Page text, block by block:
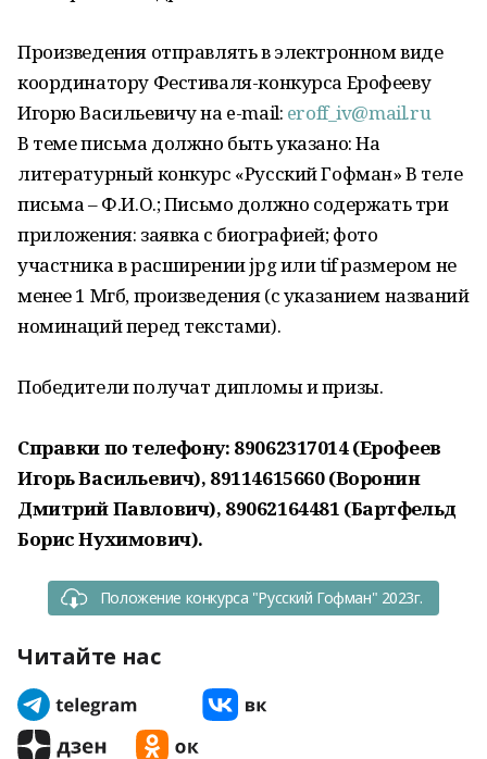
Произведения отправлять в электронном виде
координатору Фестиваля-конкурса Ерофееву
Игорю Васильевичу на e-mail: eroff_iv@mail.ru
В теме письма должно быть указано: На
литературный конкурс «Русский Гофман» В теле
письма – Ф.И.О.; Письмо должно содержать три
приложения: заявка с биографией; фото
участника в расширении jpg или tif размером не
менее 1 Мгб, произведения (с указанием названий
номинаций перед текстами).
Победители получат дипломы и призы.
Справки по телефону: 89062317014 (Ерофеев
Игорь Васильевич), 89114615660 (Воронин
Дмитрий Павлович), 89062164481 (Бартфельд
Борис Нухимович).
Положение конкурса "Русский Гофман" 2023г.
Читайте нас